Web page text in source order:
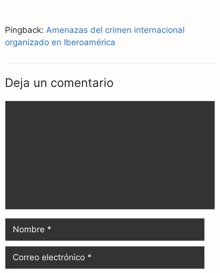
Pingback: Amenazas del crimen internacional
organizado en Iberoamérica
Deja un comentario